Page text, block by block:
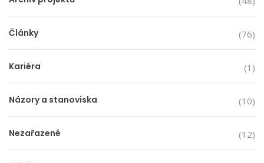
Články (76)
Kariéra (1)
Názory a stanoviska (10)
Nezařazené (12)